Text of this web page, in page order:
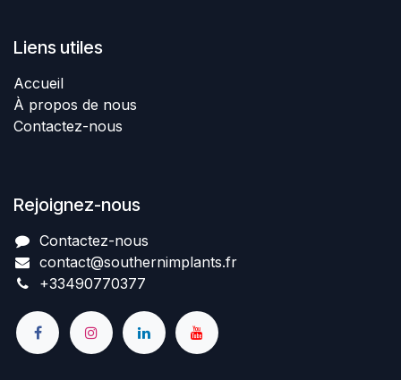
Liens utiles
Accueil
À propos de nous
Contactez-nous
Rejoignez-nous
Contactez-nous​
contact@southernimplant​​​s.fr
+334907​70377